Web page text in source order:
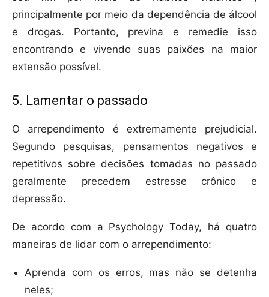
principalmente por meio da dependência de álcool
e drogas. Portanto, previna e remedie isso
encontrando e vivendo suas paixões na maior
extensão possível.
5. Lamentar o passado
O arrependimento é extremamente prejudicial.
Segundo pesquisas, pensamentos negativos e
repetitivos sobre decisões tomadas no passado
geralmente precedem estresse crônico e
depressão.
De acordo com a Psychology Today, há quatro
maneiras de lidar com o arrependimento:
Aprenda com os erros, mas não se detenha
neles;